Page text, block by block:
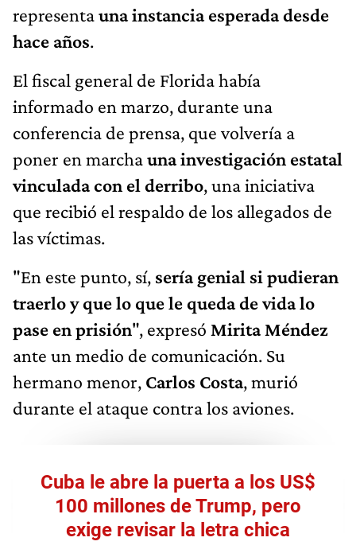
representauna instancia esperada desde
hace años.
El fiscal general de Florida había
informado en marzo, durante una
conferencia de prensa, que volvería a
poner en marchauna investigación estatal
vinculada con el derribo, una iniciativa
que recibió el respaldo de los allegados de
las víctimas.
"En este punto, sí, sería genial si pudieran
traerlo y que lo que le queda de vida lo
pase en prisión", expresó Mirita Méndez
ante un medio de comunicación. Su
hermano menor, Carlos Costa, murió
durante el ataque contra los aviones.
Cuba le abre la puerta a los US$
100 millones de Trump, pero
exige revisar la letra chica